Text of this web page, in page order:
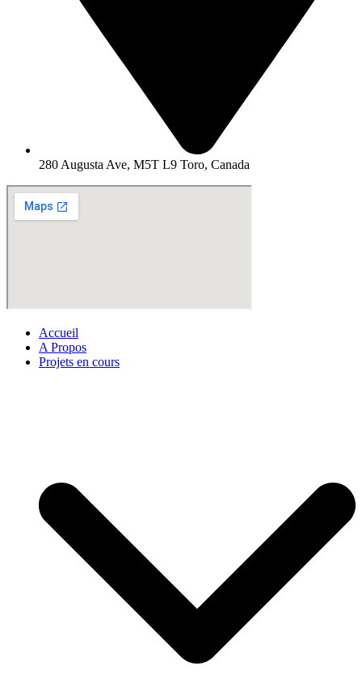
280 Augusta Ave, M5T L9 Toro, Canada
Accueil
A Propos
Projets en cours